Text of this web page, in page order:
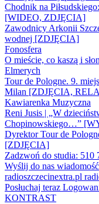
Chodnik na
[WIDEO, ZDJĘCIA]
Zawodnicy Arkonii
wodnej [ZDJĘCIA]
Fonosfera
O mieście, co kaszą i
Elmerych
Tour de Pologne. 9.
Milan [ZDJĘCIA,
Kawiarenka Muzyczna
Reni Jusis | „W
Chopinowskiego…”
Dyrektor Tour de
[ZDJĘCIA]
Zadzwoń do studia: 510
Wyślij do nas wiadomość
radioszczecinextra.pl
Posłuchaj teraz
KONTRAST